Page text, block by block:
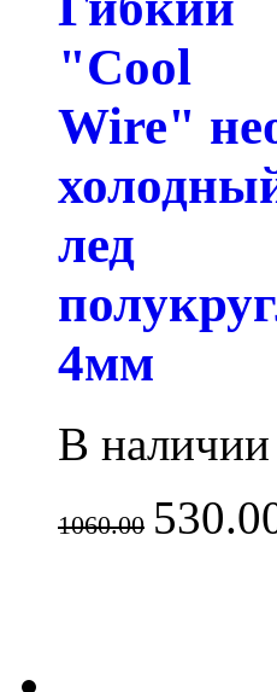
"Cool
Wire"
лед
4мм
В наличии
1060.00